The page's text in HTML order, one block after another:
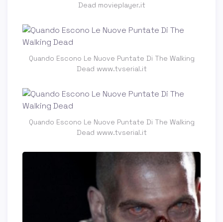
Dead movieplayer.it
Quando Escono Le Nuove Puntate Di The Walking
Dead www.tvserial.it
Quando Escono Le Nuove Puntate Di The Walking
Dead www.tvserial.it